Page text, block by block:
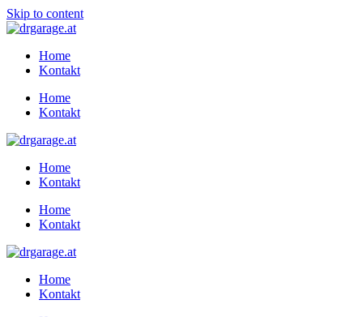
Skip to content
Home
Kontakt
Home
Kontakt
Home
Kontakt
Home
Kontakt
Home
Kontakt